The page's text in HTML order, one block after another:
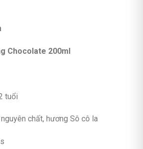
Chocolate 200ml
tuổi
chất, hương Sô cô la